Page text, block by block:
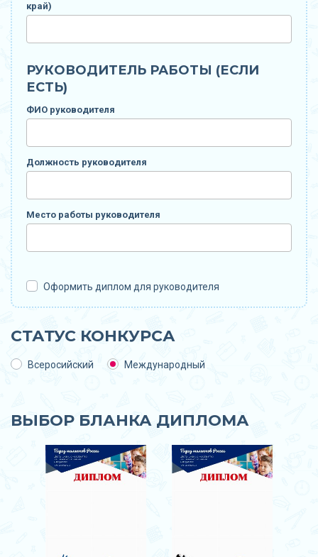
край)
РУКОВОДИТЕЛЬ РАБОТЫ (ЕСЛИ
ЕСТЬ)
ФИО руководителя
Должность руководителя
Место работы руководителя
Оформить диплом для руководителя
СТАТУС КОНКУРСА
Всеросийский Международный
ВЫБОР БЛАНКА ДИПЛОМА